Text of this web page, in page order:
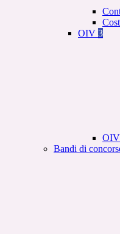
OIV 3
OIV
Bandi di